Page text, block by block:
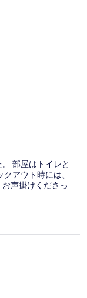
部屋はトイレと
アウト時には、
声掛けくださっ